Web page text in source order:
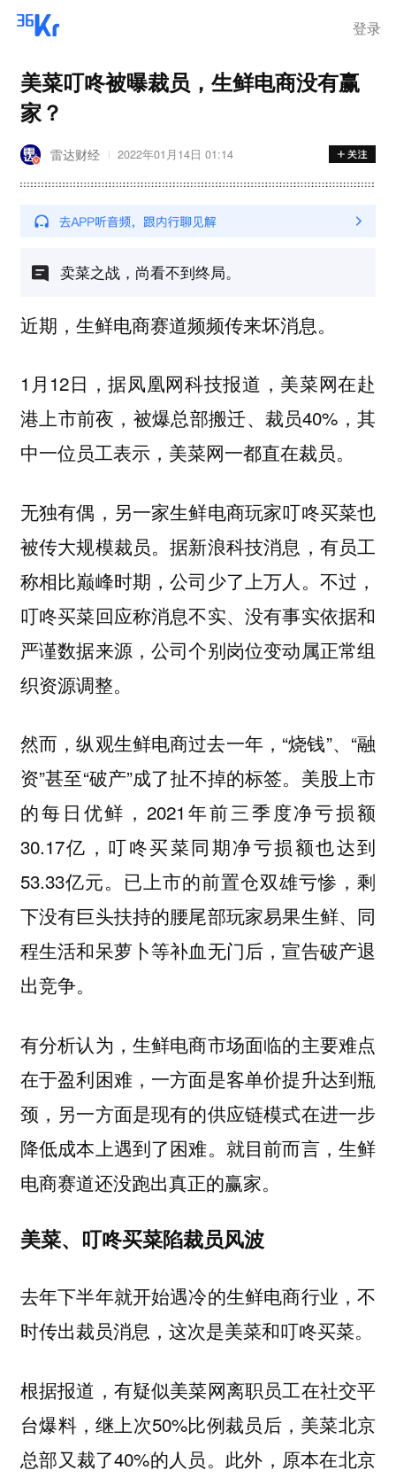
登录
美菜叮咚被曝裁员，生鲜电商没有赢
家？
雷达财经 2022年01月14日 01:14
卖菜之战，尚看不到终局。
近期，生鲜电商赛道频频传来坏消息。
1月12日，据凤凰网科技报道，美菜网在赴
港上市前夜，被爆总部搬迁、裁员40%，其
中一位员工表示，美菜网一都直在裁员。
无独有偶，另一家生鲜电商玩家叮咚买菜也
被传大规模裁员。据新浪科技消息，有员工
称相比巅峰时期，公司少了上万人。不过，
叮咚买菜回应称消息不实、没有事实依据和
严谨数据来源，公司个别岗位变动属正常组
织资源调整。
然而，纵观生鲜电商过去一年，“烧钱”、“融
资”甚至“破产”成了扯不掉的标签。美股上市
的每日优鲜，2021年前三季度净亏损额
30.17亿，叮咚买菜同期净亏损额也达到
53.33亿元。已上市的前置仓双雄亏惨，剩
下没有巨头扶持的腰尾部玩家易果生鲜、同
程生活和呆萝卜等补血无门后，宣告破产退
出竞争。
有分析认为，生鲜电商市场面临的主要难点
在于盈利困难，一方面是客单价提升达到瓶
颈，另一方面是现有的供应链模式在进一步
降低成本上遇到了困难。就目前而言，生鲜
电商赛道还没跑出真正的赢家。
美菜、叮咚买菜陷裁员风波
去年下半年就开始遇冷的生鲜电商行业，不
时传出裁员消息，这次是美菜和叮咚买菜。
根据报道，有疑似美菜网离职员工在社交平
台爆料，继上次50%比例裁员后，美菜北京
总部又裁了40%的人员。此外，原本在北京